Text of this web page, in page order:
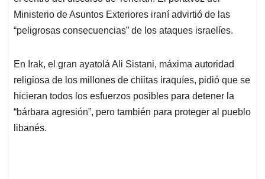
Ministerio de Asuntos Exteriores iraní advirtió de las
“peligrosas consecuencias” de los ataques israelíes.
En Irak, el gran ayatolá Ali Sistani, máxima autoridad
religiosa de los millones de chiitas iraquíes, pidió que se
hicieran todos los esfuerzos posibles para detener la
“bárbara agresión”, pero también para proteger al pueblo
libanés.